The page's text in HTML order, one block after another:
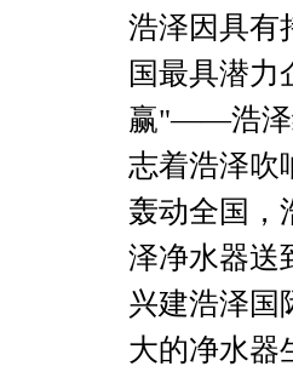
浩泽因具有
国最具潜力
赢"——浩泽
志着浩泽吹
轰动全国，
泽净水器送
兴建浩泽国
大的净水器